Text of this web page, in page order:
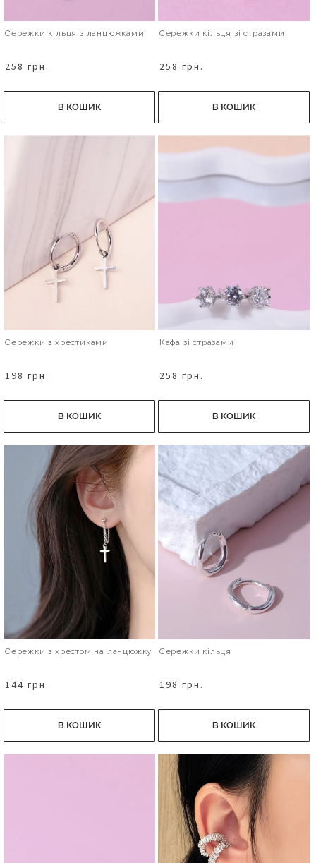
Сережки кільця з ланцюжками
258 грн.
В КОШИК
Сережки кільця зі стразами
258 грн.
В КОШИК
Сережки з хрестиками
198 грн.
В КОШИК
Кафа зі стразами
258 грн.
В КОШИК
Сережки з хрестом на ланцюжку
144 грн.
В КОШИК
Сережки кільця
198 грн.
В КОШИК